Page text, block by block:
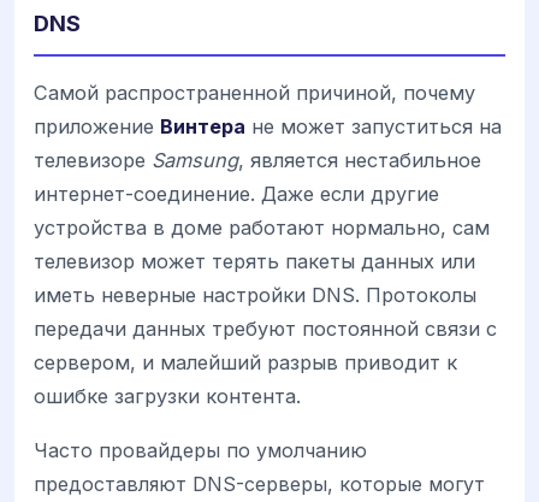
DNS
Самой распространенной причиной, почему
приложение Винтера не может запуститься на
телевизоре Samsung, является нестабильное
интернет-соединение. Даже если другие
устройства в доме работают нормально, сам
телевизор может терять пакеты данных или
иметь неверные настройки DNS. Протоколы
передачи данных требуют постоянной связи с
сервером, и малейший разрыв приводит к
ошибке загрузки контента.
Часто провайдеры по умолчанию
предоставляют DNS-серверы, которые могут